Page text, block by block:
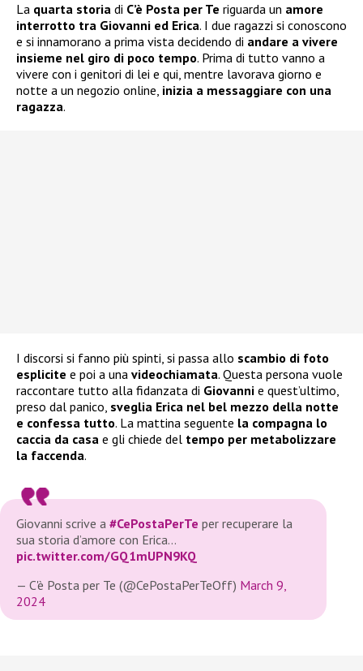
La quarta storia di C’è Posta per Te riguarda un amore
interrotto tra Giovanni ed Erica. I due ragazzi si conoscono
e si innamorano a prima vista decidendo di andare a vivere
insieme nel giro di poco tempo. Prima di tutto vanno a
vivere con i genitori di lei e qui, mentre lavorava giorno e
notte a un negozio online, inizia a messaggiare con una
ragazza.
I discorsi si fanno più spinti, si passa allo scambio di foto
esplicite e poi a una videochiamata. Questa persona vuole
raccontare tutto alla fidanzata di Giovanni e quest’ultimo,
preso dal panico, sveglia Erica nel bel mezzo della notte
e confessa tutto. La mattina seguente la compagna lo
caccia da casa e gli chiede del tempo per metabolizzare
la faccenda.
Giovanni scrive a #CePostaPerTe per recuperare la
sua storia d’amore con Erica…
pic.twitter.com/GQ1mUPN9KQ
— C'è Posta per Te (@CePostaPerTeOff) March 9,
2024